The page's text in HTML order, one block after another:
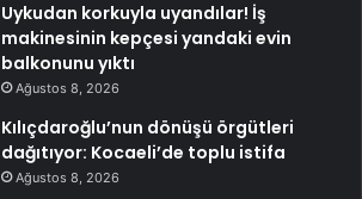
Uykudan korkuyla uyandılar! İş
makinesinin kepçesi yandaki evin
balkonunu yıktı
Ağustos 8, 2026
Kılıçdaroğlu’nun dönüşü örgütleri
dağıtıyor: Kocaeli’de toplu istifa
Ağustos 8, 2026